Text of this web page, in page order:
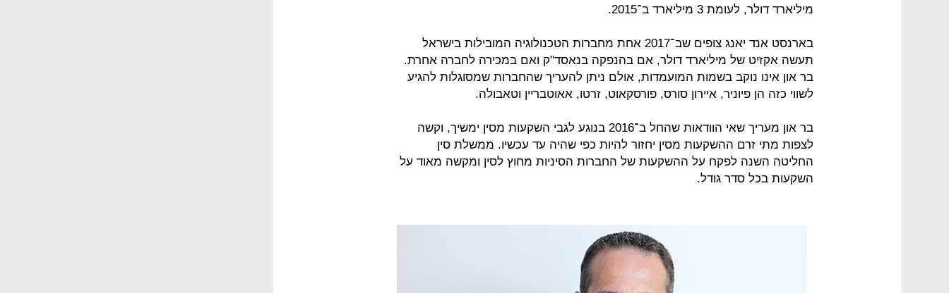
מיליארד דולר, לעומת 3 מיליארד ב־2015.
בארנסט אנד יאנג צופים שב־2017 אחת מחברות הטכנולוגיה המובילות בישראל
תעשה אקזיט של מיליארד דולר, אם בהנפקה בנאסד"ק ואם במכירה לחברה אחרת.
בר און אינו נוקב בשמות המועמדות, אולם ניתן להעריך שהחברות שמסוגלות להגיע
לשווי כזה הן פיוניר, איירון סורס, פורסקאוט, זרטו, אאוטבריין וטאבולה.
בר און מעריך שאי הוודאות שהחל ב־2016 בנוגע לגבי השקעות מסין ימשיך, וקשה
לצפות מתי זרם ההשקעות מסין יחזור להיות כפי שהיה עד עכשיו. ממשלת סין
החליטה השנה לפקח על ההשקעות של החברות הסיניות מחוץ לסין ומקשה מאוד על
השקעות בכל סדר גודל.